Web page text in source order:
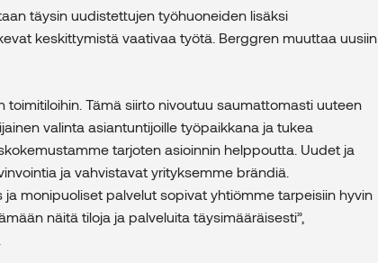
täysin uudistettujen työhuoneiden lisäksi
keskittymistä vaativaa työtä. Berggren muuttaa uusiin
Tämä siirto nivoutuu saumattomasti uuteen
valinta asiantuntijoille työpaikkana ja tukea
tarjoten asioinnin helppoutta. Uudet ja
ja vahvistavat yrityksemme brändiä.
monipuoliset palvelut sopivat yhtiömme tarpeisiin hyvin
näitä tiloja ja palveluita täysimääräisesti”,